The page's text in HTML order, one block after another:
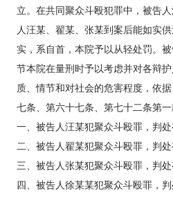
立。在共同聚众斗殴犯罪中，被告
人汪某、翟某、张某到案后能如实
实，系自首，本院予以从轻处罚。
节本院在量刑时予以考虑并对各辩
质、情节和对社会的危害程度，依
七条、第六十七条、第七十二条第
一、被告人汪某犯聚众斗殴罪，判
二、被告人翟某犯聚众斗殴罪，判
三、被告人张某犯聚众斗殴罪，判
四、被告人徐某某犯聚众斗殴罪，